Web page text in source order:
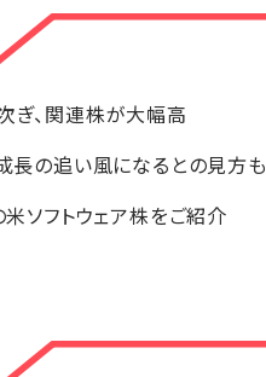
ぎ、関連株が大幅高
長の追い風になるとの見方も
ソフトウェア株をご紹介